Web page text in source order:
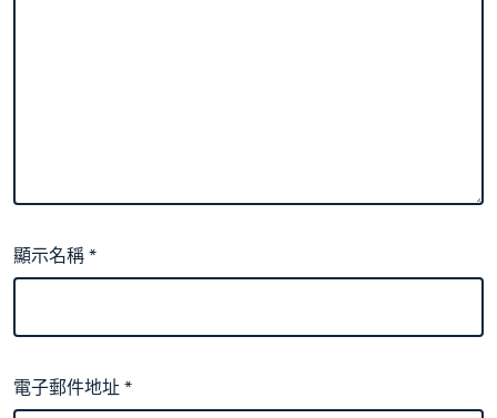
顯示名稱*
電子郵件地址*